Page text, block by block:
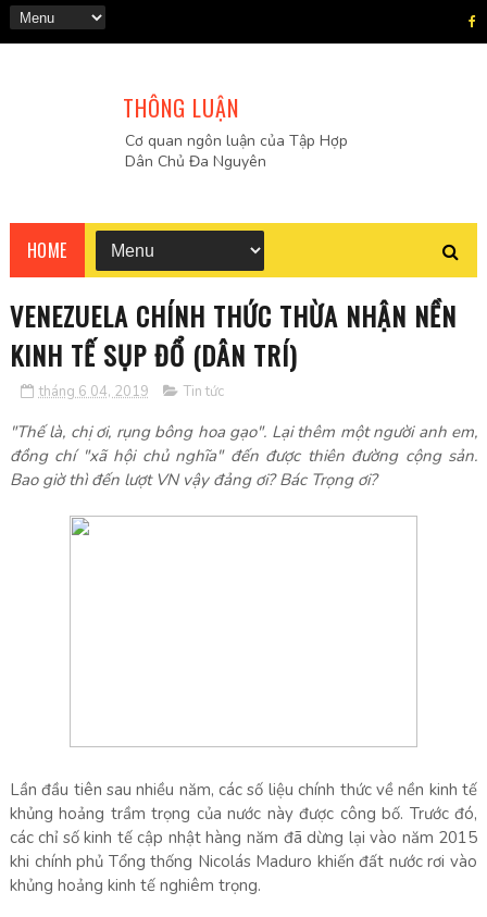
THÔNG LUẬN
Cơ quan ngôn luận của Tập Hợp
Dân Chủ Đa Nguyên
HOME
VENEZUELA CHÍNH THỨC THỪA NHẬN NỀN
KINH TẾ SỤP ĐỔ (DÂN TRÍ)
tháng 6 04, 2019 Tin tức
"Thế là, chị ơi, rụng bông hoa gạo". Lại thêm một người anh em,
đồng chí "xã hội chủ nghĩa" đến được thiên đường cộng sản.
Bao giờ thì đến lượt VN vậy đảng ơi? Bác Trọng ơi?
Lần đầu tiên sau nhiều năm, các số liệu chính thức về nền kinh tế
khủng hoảng trầm trọng của nước này được công bố. Trước đó,
các chỉ số kinh tế cập nhật hàng năm đã dừng lại vào năm 2015
khi chính phủ Tổng thống Nicolás Maduro khiến đất nước rơi vào
khủng hoảng kinh tế nghiêm trọng.